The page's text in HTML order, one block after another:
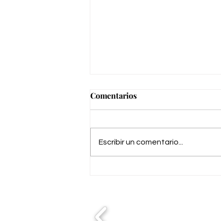
Comentarios
Escribir un comentario...